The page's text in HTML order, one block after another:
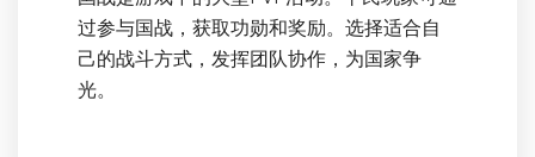
过参与国战，获取功勋和奖励。选择适合自
己的战斗方式，发挥团队协作，为国家争
光。